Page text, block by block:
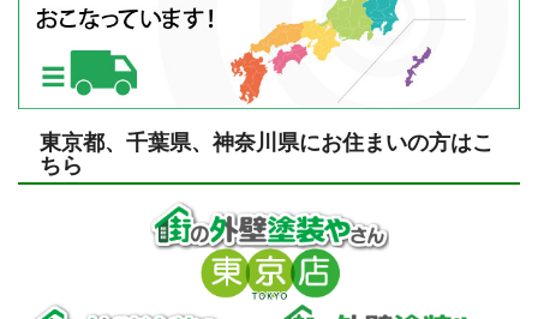
東京都、千葉県、神奈川県にお住まいの方はこ
ちら